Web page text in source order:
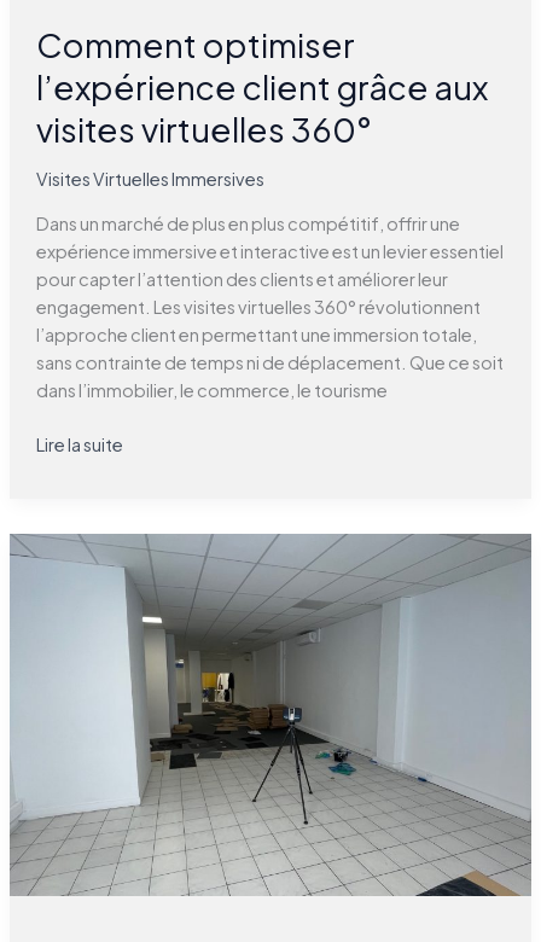
Comment optimiser
l’expérience client grâce aux
visites virtuelles 360°
Visites Virtuelles Immersives
Dans un marché de plus en plus compétitif, offrir une
expérience immersive et interactive est un levier essentiel
pour capter l’attention des clients et améliorer leur
engagement. Les visites virtuelles 360° révolutionnent
l’approche client en permettant une immersion totale,
sans contrainte de temps ni de déplacement. Que ce soit
dans l’immobilier, le commerce, le tourisme
Lire la suite
Les
avantages
numérisation